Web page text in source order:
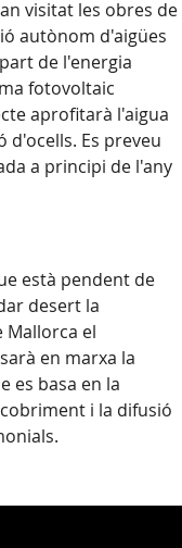
visitat les obres de
autònom d'aigües
de l'energia
fotovoltaic
aprofitarà l'aigua
d'ocells. Es preveu
a principi de l'any
està pendent de
desert la
Mallorca el
en marxa la
es basa en la
i la difusió